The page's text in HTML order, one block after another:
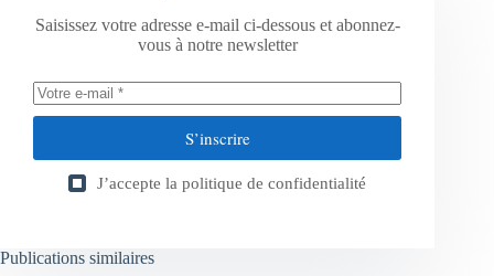
Saisissez votre adresse e-mail ci-dessous et abonnez-
vous à notre newsletter
S’inscrire
J’accepte la politique de confidentialité
Publications similaires